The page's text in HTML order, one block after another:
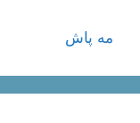
مه پاش